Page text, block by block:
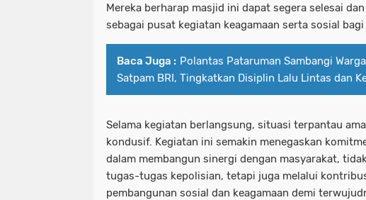
Mereka berharap masjid ini dapat segera selesai
sebagai pusat kegiatan keagamaan serta sosial
Baca Juga : Polantas Pataruman Sambangi
Satpam BRI, Tingkatkan Disiplin Lalu Lintas dan
Selama kegiatan berlangsung, situasi terpantau
kondusif. Kegiatan ini semakin menegaskan
dalam membangun sinergi dengan masyarakat,
tugas-tugas kepolisian, tetapi juga melalui
pembangunan sosial dan keagamaan demi